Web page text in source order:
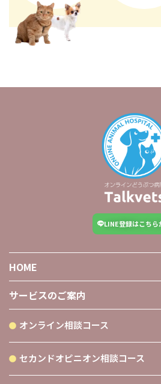
LINE登録はこちら
HOME
サービスのご案内
オンライン相談コース
セカンドオピニオン相談コース